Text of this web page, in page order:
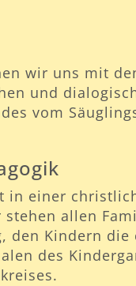
wir uns mit
und
vom
in einer
allen
den Kindern die
des